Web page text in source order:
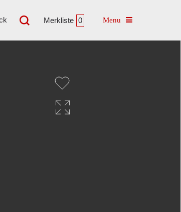
Merkliste 0 Toggle navigation